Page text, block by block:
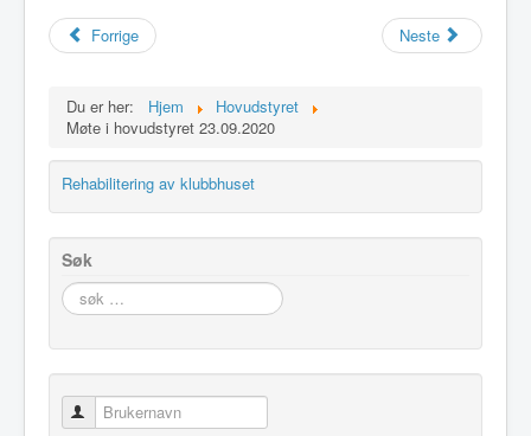
Medlemsskap
Minnefond
Forrige Neste
Du er her: Hjem
Hovudstyret
Møte i hovudstyret 23.09.2020
Rehabilitering av klubbhuset
Søk
søk
…
Brukernavn